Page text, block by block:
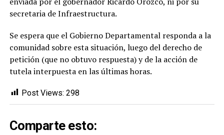
secretaria de Infraestructura.
Se espera que el Gobierno Departamental responda a la
comunidad sobre esta situación, luego del derecho de
petición (que no obtuvo respuesta) y de la acción de
tutela interpuesta en las últimas horas.
Post Views: 298
Comparte esto: